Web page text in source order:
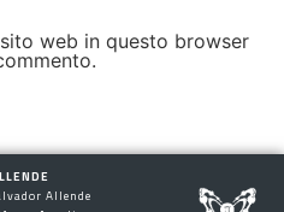
web in questo browser
Allende